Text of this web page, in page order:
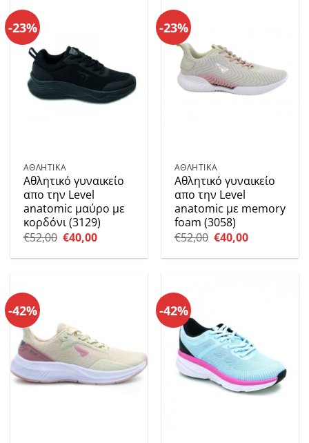
-23%
ΑΘΛΗΤΙΚΑ
Αθλητικό γυναικείο
απο την Level
anatomic μαύρο με
κορδόνι (3129)
€52,00 Original
price
was:
€40,00Η
τιμή
-23%
ΑΘΛΗΤΙΚΑ
Αθλητικό γυναικείο
απο την Level
anatomic με memory
foam (3058)
€52,00 Original
price
was:
€40,00Η
τιμή
-42% -42%